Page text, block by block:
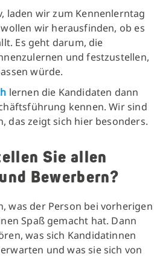
laden wir zum Kennenlerntag
wollen wir herausfinden, ob es
Es geht darum, die
und festzustellen,
würde.
lernen die Kandidaten dann
kennen. Wir sind
das zeigt sich hier besonders.
Sie allen
Bewerbern?
was der Person bei vorherigen
Spaß gemacht hat. Dann
was sich Kandidatinnen
und was sie sich von